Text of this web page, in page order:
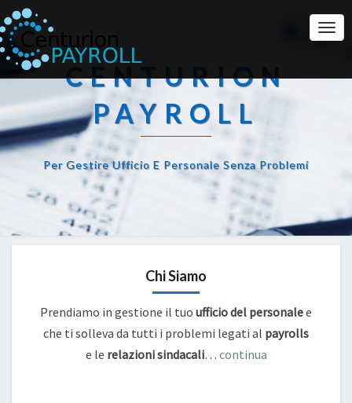
CENTURION
PAYROLL
Per Gestire Ufficio E Personale Senza Problemi
Chi Siamo
Prendiamo in gestione il tuo ufficio del personalee
che ti solleva da tutti i problemi legati al payrolls
e le relazioni sindacali… continua